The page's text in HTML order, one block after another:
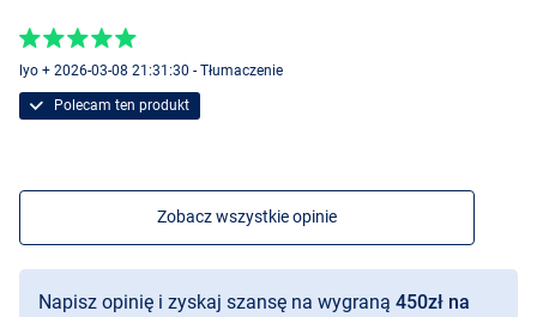
BOT
lyo + 2026-03-08 21:31:30 - Tłumaczenie
Polecam ten produkt
Zobacz wszystkie opinie
Napisz opinię i zyskaj szansę na wygraną 450zł na